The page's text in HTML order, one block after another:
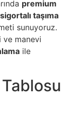
premium
sigortalı taşıma
sunuyoruz.
ve manevi
ile